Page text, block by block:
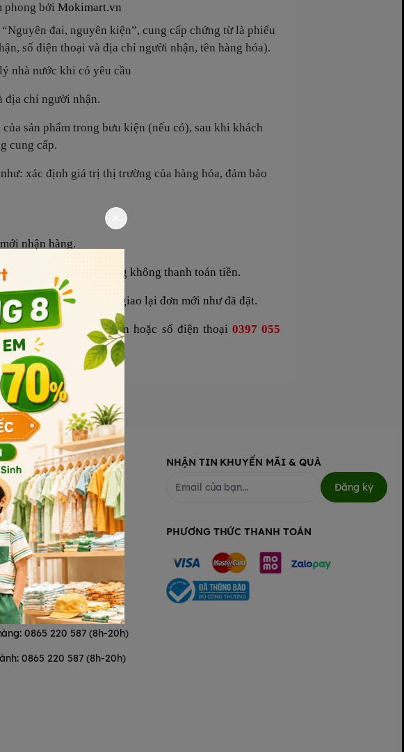
phong bởi Mokimart.vn
đai, nguyên kiện”, cung cấp chứng từ là phiếu
số điện thoại và địa chỉ người nhận, tên hàng hóa).
nhà nước khi có yêu cầu
địa chỉ người nhận.
sản phẩm trong bưu kiện (nếu có), sau khi khách
cung cấp.
xác định giá trị thị trường của hàng hóa, đảm bảo
nhận hàng.
trả hàng và không không thanh toán tiền.
cầu hoàn tiền hoặc giao lại đơn mới như đã đặt.
cskh@mokimart.com.vn hoặc số điện thoại0397 055
HÀNG
bảo mật
vận chuyển
đổi trả
bảo hành
thanh toán
0865 220 587 (8h-20h)
0865 220 587 (8h-20h)
NHẬN TIN KHUYẾN MÃI & QUÀ
Đăng ký
PHƯƠNG THỨC THANH TOÁN